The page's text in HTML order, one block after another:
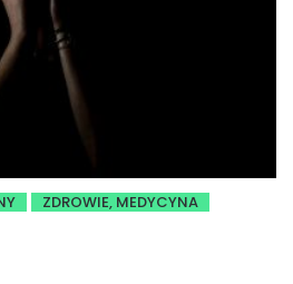
ZDROWIE, MEDYCYNA